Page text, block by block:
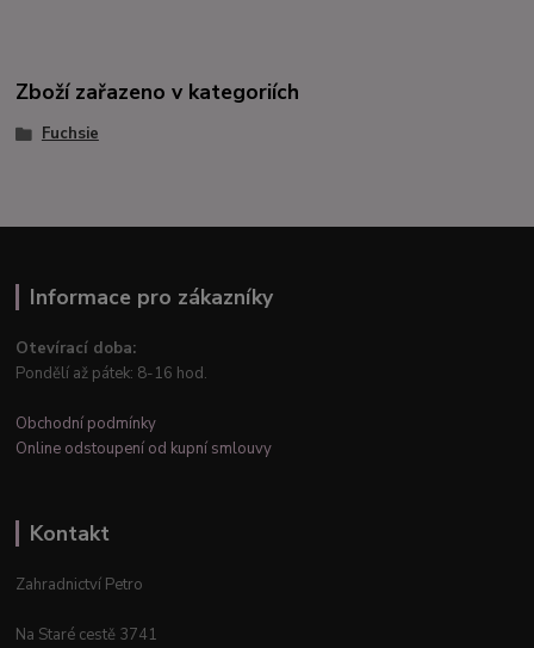
Zboží zařazeno v kategoriích
Fuchsie
Informace pro zákazníky
Otevírací doba:
Pondělí až pátek: 8-16 hod.
Obchodní podmínky
Online odstoupení od kupní smlouvy
Kontakt
Zahradnictví Petro
Na Staré cestě 3741